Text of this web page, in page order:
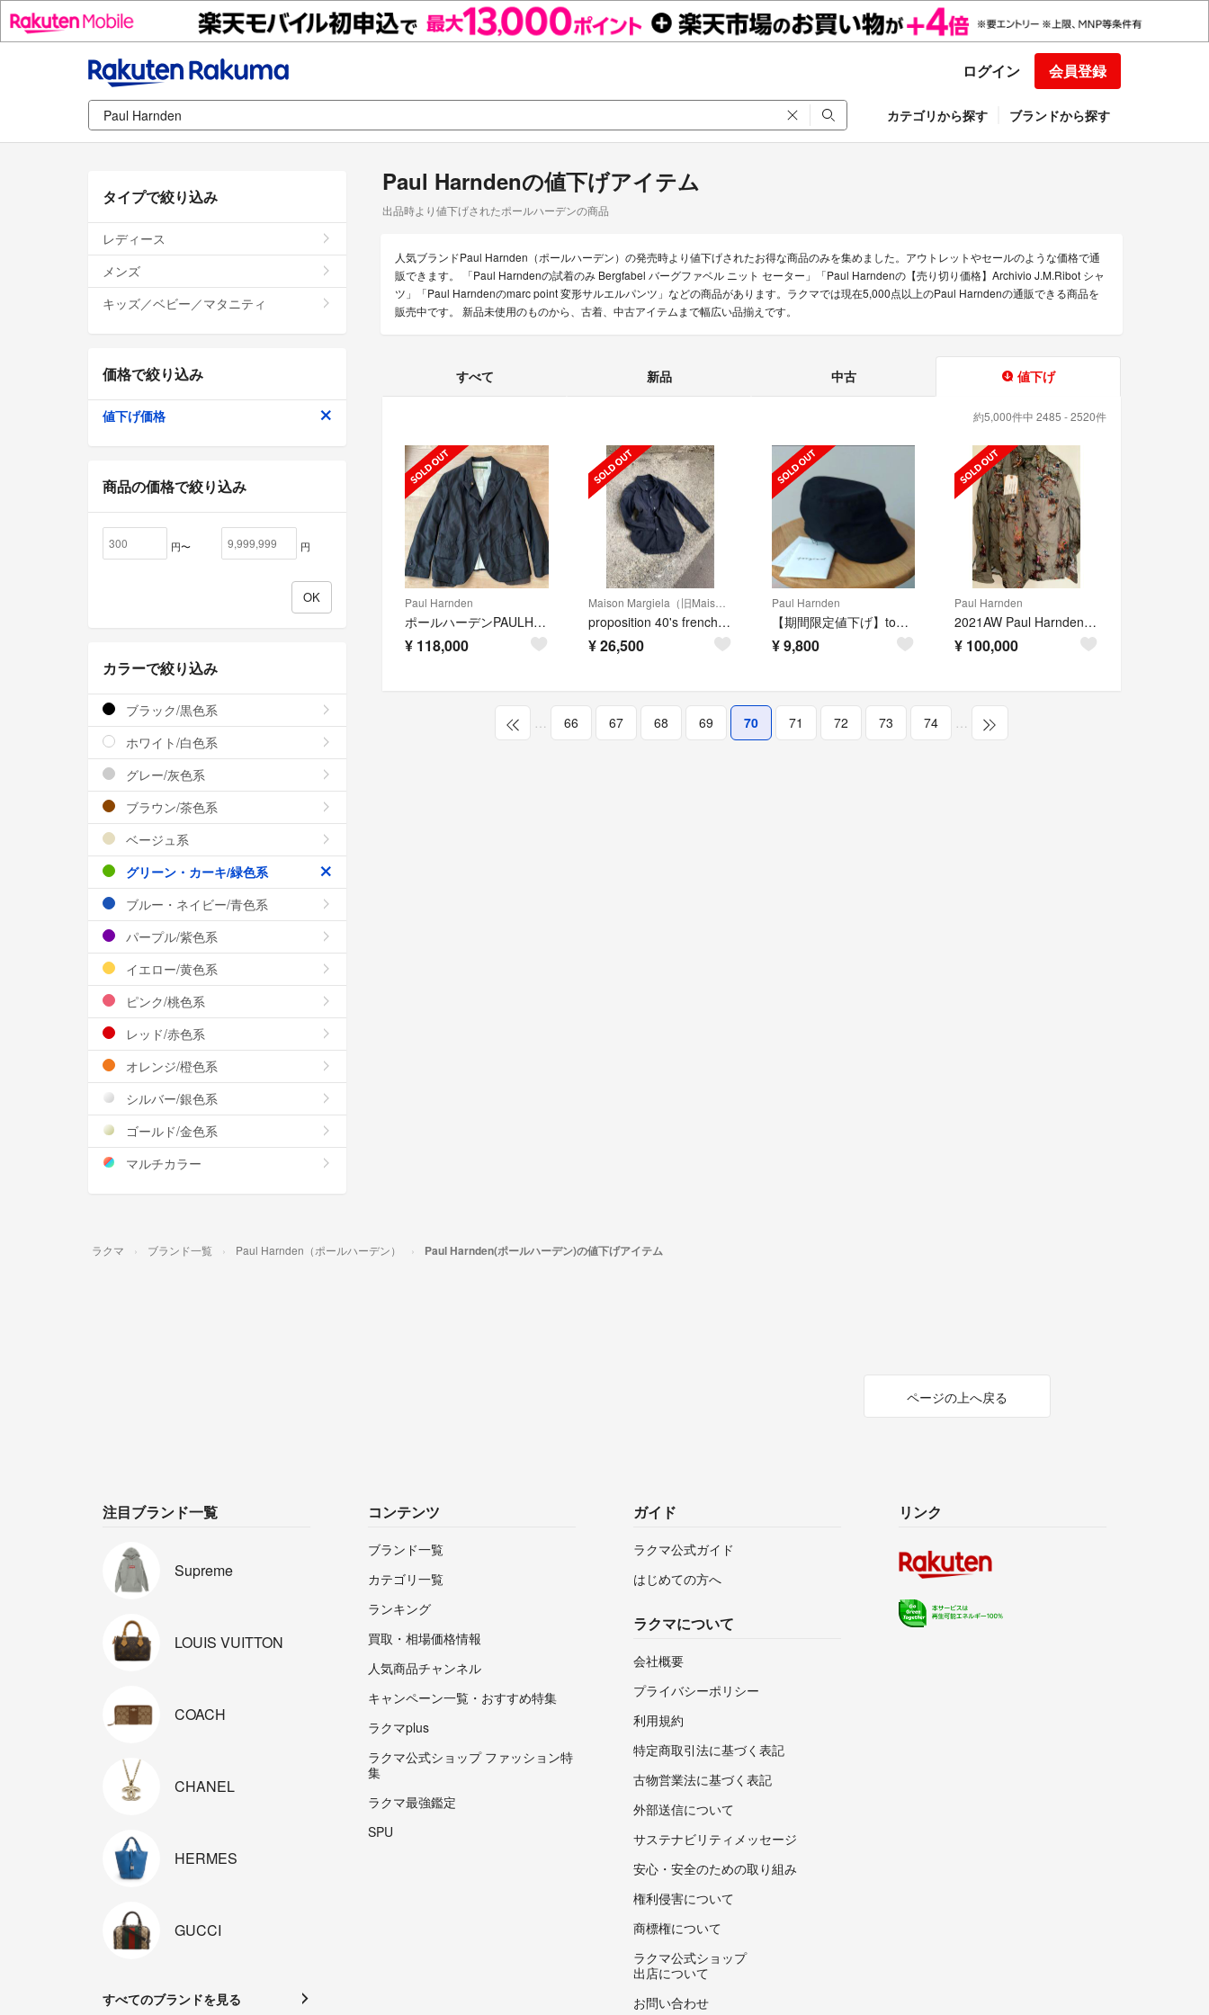
ログイン 会員登録
カテゴリから探す ブランドから探す
Paul Harndenの値下げアイテム
出品時より値下げされたポールハーデンの商品
人気ブランドPaul Harnden（ポールハーデン）の発売時より値下げされたお得な商品のみを集めました。アウトレットやセールのような価格で通
販できます。 「Paul Harndenの試着のみ Bergfabel バーグファベル ニット セーター」「Paul Harndenの【売り切り価格】Archivio J.M.Ribot シャ
ツ」「Paul Harndenのmarc point 変形サルエルパンツ」などの商品があります。ラクマでは現在5,000点以上のPaul Harndenの通販できる商品を
販売中です。 新品未使用のものから、古着、中古アイテムまで幅広い品揃えです。
すべて 新品 中古 値下げ
約5,000件中 2485 - 2520件
Paul Harnden
ポールハーデンPAULHARNDENシルクブレザー サイズM
¥ 118,000
Maison Margiela（旧Maison Martin Margiela）
proposition 40's french antique shirt
¥26,500
Paul Harnden
【期間限定値下げ】toogood THE CARPENTER CAP 「黒」
¥9,800
Paul Harnden
2021AW Paul Harnden ポールハーデン シャツ
¥ 100,000
… 66 67 68 69 70 71 72 73 74 …
タイプで絞り込み
レディース
メンズ
キッズ／ベビー／マタニティ
価格で絞り込み
値下げ価格
商品の価格で絞り込み
円〜 円
カラーで絞り込み
ブラック/黒色系
ホワイト/白色系
グレー/灰色系
ブラウン/茶色系
ベージュ系
グリーン・カーキ/緑色系
ブルー・ネイビー/青色系
パープル/紫色系
イエロー/黄色系
ピンク/桃色系
レッド/赤色系
オレンジ/橙色系
シルバー/銀色系
ゴールド/金色系
マルチカラー
ラクマ ブランド一覧 Paul Harnden（ポールハーデン） Paul Harnden(ポールハーデン)の値下げアイテム
ページの上へ戻る
注目ブランド一覧
Supreme
LOUIS VUITTON
COACH
CHANEL
HERMES
GUCCI
すべてのブランドを見る
コンテンツ
ブランド一覧
カテゴリ一覧
ランキング
買取・相場価格情報
人気商品チャンネル
キャンペーン一覧・おすすめ特集
ラクマplus
ラクマ公式ショップ ファッション特
集
ラクマ最強鑑定
SPU
ガイド
ラクマ公式ガイド
はじめての方へ
ラクマについて
会社概要
プライバシーポリシー
利用規約
特定商取引法に基づく表記
古物営業法に基づく表記
外部送信について
サステナビリティメッセージ
安心・安全のための取り組み
権利侵害について
商標権について
ラクマ公式ショップ
出店について
お問い合わせ
リンク